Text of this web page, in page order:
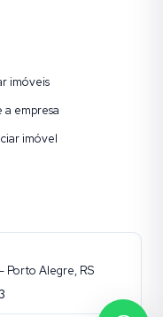
imóveis
a empresa
imóvel
Porto Alegre, RS